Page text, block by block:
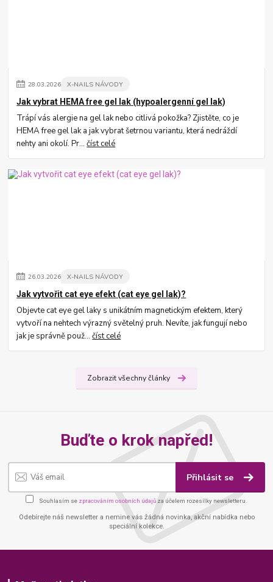
28.03.2026 X-NAILS NÁVODY
Jak vybrat HEMA free gel lak (hypoalergenní gel lak)
Trápí vás alergie na gel lak nebo citlivá pokožka? Zjistěte, co je
HEMA free gel lak a jak vybrat šetrnou variantu, která nedráždí
nehty ani okolí. Pr...číst celé
26.03.2026 X-NAILS NÁVODY
Jak vytvořit cat eye efekt (cat eye gel lak)?
Objevte cat eye gel laky s unikátním magnetickým efektem, který
vytvoří na nehtech výrazný světelný pruh. Nevíte, jak fungují nebo
jak je správně použ...číst celé
Zobrazit všechny články
Buďte o krok napřed!
Přihlásit se
Souhlasím se zpracováním osobních údajů za účelem rozesílky newsletteru.
Odebírejte náš newsletter a nemine vás žádná novinka, akční nabídka nebo
speciální kolekce.